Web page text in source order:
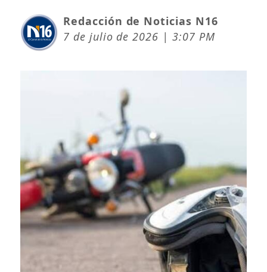
Redacción de Noticias N16
7 de julio de 2026 | 3:07 PM